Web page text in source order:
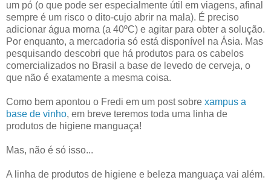
um pó (o que pode ser especialmente útil em viagens, afinal
sempre é um risco o dito-cujo abrir na mala). É preciso
adicionar água morna (a 40ºC) e agitar para obter a solução.
Por enquanto, a mercadoria só está disponível na Ásia. Mas
pesquisando descobri que há produtos para os cabelos
comercializados no Brasil a base de levedo de cerveja, o
que não é exatamente a mesma coisa.
Como bem apontou o Fredi em um post sobre xampus a
base de vinho, em breve teremos toda uma linha de
produtos de higiene manguaça!
Mas, não é só isso...
A linha de produtos de higiene e beleza manguaça vai além.